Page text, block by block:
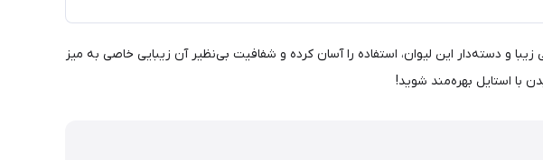
طراحی زیبا و دسته‌دار این لیوان، استفاده را آسان کرده و شفافیت بی‌نظیر آن زیبایی خاصی به میز
با استایل بهره‌مند شوید!